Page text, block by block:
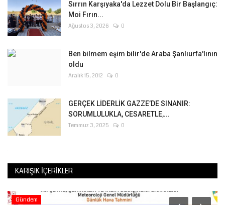
Sırrın Karşıyaka'da Lezzet Dolu Bir Başlangıç:
Moi Fırın...
Ağustos 3, 2026 0
Ben bilmem eşim bilir'de Araba Şanlıurfa'lının
oldu
Aralık 15, 2012 0
GERÇEK LİDERLİK GAZZE’DE SINANIR:
SORUMLULUKLA, CESARETLE,...
Temmuz 3, 2025 0
KARIŞIK İÇERIKLER
Gündem